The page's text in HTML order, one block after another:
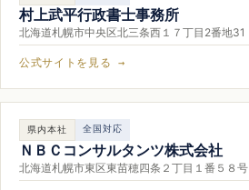
村上武平行政書士事務所
北海道札幌市中央区北三条西１７丁目2番地31
公式サイトを見る →
県内本社 全国対応
ＮＢＣコンサルタンツ株式会社
北海道札幌市東区東苗穂四条２丁目１番５８号